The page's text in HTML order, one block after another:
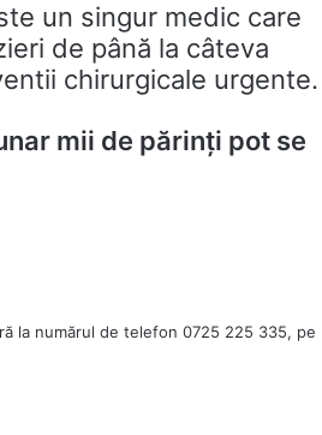
un singur medic care
de până la câteva
chirurgicale urgente.
mii de părinți pot se
la numărul de telefon 0725 225 335, pe